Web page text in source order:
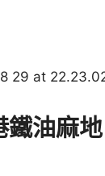
鐵油麻地